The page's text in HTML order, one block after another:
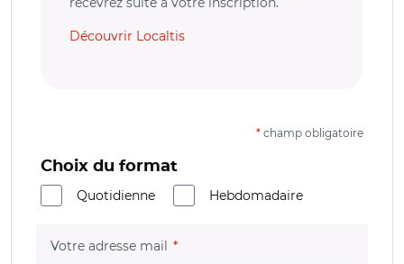
Découvrir Localtis
* champ obligatoire
Choix du format
Quotidienne
Hebdomadaire
Votre adresse mail (champ obligatoire)